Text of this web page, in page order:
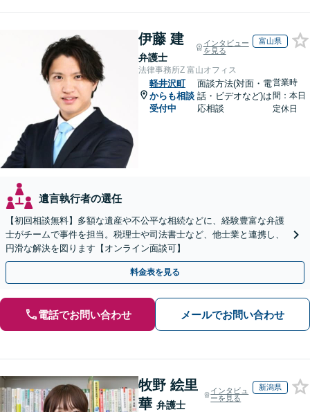
伊藤 建
弁護士
インタビュー
を見る
富山県
法律事務所Z 富山オフィス
軽井沢町
からも相談
受付中
面談方法(対面・電
話・ビデオなど)は
応相談
営業時
間：本日
定休日
遺言執行者の選任
【初回相談無料】多額な遺産や不公平な相続などに、経験豊富な弁護
士がチームで事件を担当。税理士や司法書士など、他士業と連携し、
円滑な解決を図ります【オンライン面談可】
料金表を見る
電話でお問い合わせ メールでお問い合わせ
牧野 絵里
華 弁護士
インタビュ
ーを見る
新潟県